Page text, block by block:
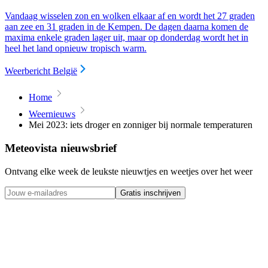
Vandaag wisselen zon en wolken elkaar af en wordt het 27 graden
aan zee en 31 graden in de Kempen. De dagen daarna komen de
maxima enkele graden lager uit, maar op donderdag wordt het in
heel het land opnieuw tropisch warm.
Weerbericht België
Home
Weernieuws
Mei 2023: iets droger en zonniger bij normale temperaturen
Meteovista nieuwsbrief
Ontvang elke week de leukste nieuwtjes en weetjes over het weer
Gratis inschrijven